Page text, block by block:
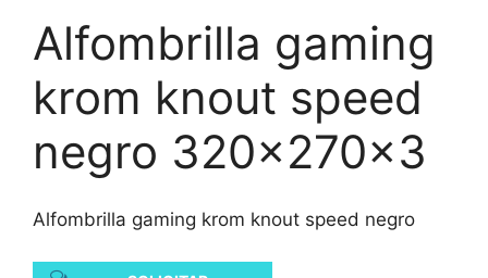
Alfombrilla gaming
krom knout speed
negro 320x270x3
Alfombrilla gaming krom knout speed negro